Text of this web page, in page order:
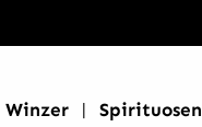
Winzer Spirituosen